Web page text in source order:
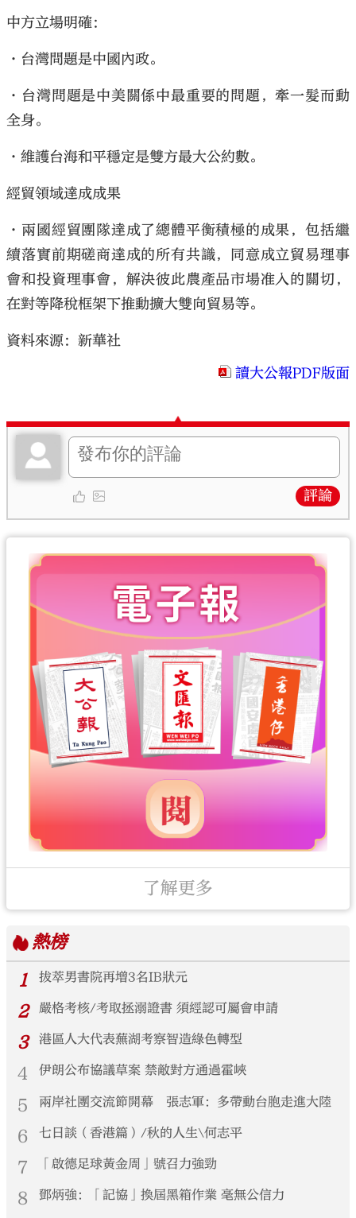
中方立場明確：
•台灣問題是中國內政。
•台灣問題是中美關係中最重要的問題，牽一髮而動
全身。
•維護台海和平穩定是雙方最大公約數。
經貿領域達成成果
•兩國經貿團隊達成了總體平衡積極的成果，包括繼
續落實前期磋商達成的所有共識，同意成立貿易理事
會和投資理事會，解決彼此農產品市場准入的關切，
在對等降稅框架下推動擴大雙向貿易等。
資料來源：新華社
讀大公報PDF版面
評論
了解更多
熱榜
1
拔萃男書院再增3名IB狀元
2 嚴格考核/考取拯溺證書 須經認可屬會申請
3 港區人大代表蕪湖考察智造綠色轉型
4 伊朗公布協議草案 禁敵對方通過霍峽
5 兩岸社團交流節開幕 張志軍：多帶動台胞走進大陸
6 七日談（香港篇）/秋的人生\何志平
7 「啟德足球黃金周」號召力強勁
8 鄧炳強：「記協」換屆黑箱作業 毫無公信力